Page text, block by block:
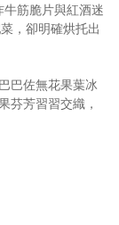
筋脆片與紅酒迷
，卻明確烘托出
巴佐無花果葉冰
芬芳習習交織，